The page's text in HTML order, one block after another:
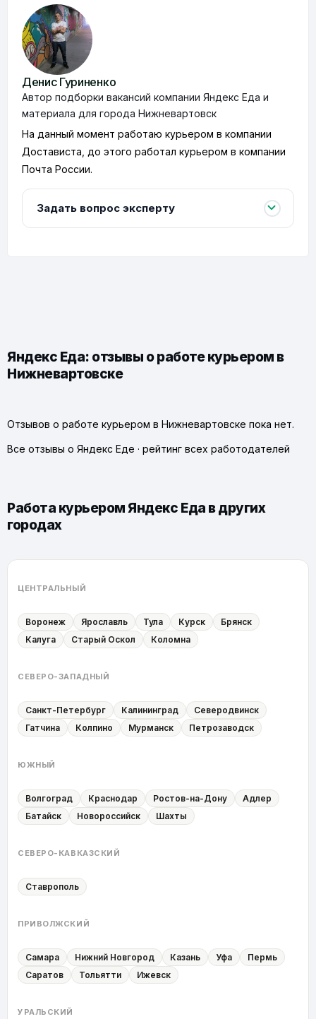
Денис Гуриненко
Автор подборки вакансий компании Яндекс Еда и
материала для города Нижневартовск
На данный момент работаю курьером в компании
Достависта, до этого работал курьером в компании
Почта России.
Задать вопрос эксперту
Яндекс Еда: отзывы о работе курьером в
Нижневартовске
Отзывов о работе курьером в Нижневартовске пока нет.
Все отзывы о Яндекс Еде · рейтинг всех работодателей
Работа курьером Яндекс Еда в других
городах
ЦЕНТРАЛЬНЫЙ
Воронеж Ярославль Тула Курск
Брянск
Калуга
Старый Оскол Коломна
СЕВЕРО-ЗАПАДНЫЙ
Санкт-Петербург Калининград
Северодвинск
Гатчина
Колпино Мурманск Петрозаводск
ЮЖНЫЙ
Волгоград Краснодар Ростов-на-Дону
Адлер
Батайск
Новороссийск Шахты
СЕВЕРО-КАВКАЗСКИЙ
Ставрополь
ПРИВОЛЖСКИЙ
Самара Нижний Новгород Казань Уфа
Пермь
Саратов
Тольятти Ижевск
УРАЛЬСКИЙ